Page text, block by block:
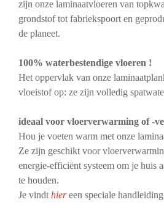
zijn onze laminaatvloeren van
grondstof tot fabriekspoort en
de planeet.
100% waterbestendige vloeren !
Het oppervlak van onze
vloeistof op: ze zijn volledig
ideaal voor vloerverwarming of -
Hou je voeten warm met onze
Ze zijn geschikt voor
energie-efficiënt systeem om je huis
te houden.
Je vindt hiereen speciale